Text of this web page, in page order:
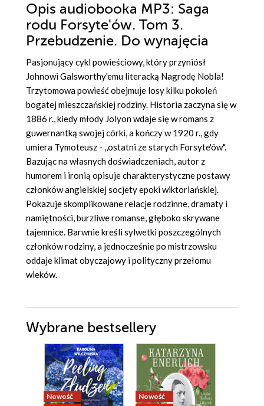
Opis audiobooka MP3: Saga
rodu Forsyte'ów. Tom 3.
Przebudzenie. Do wynajęcia
Pasjonujący cykl powieściowy, który przyniósł
Johnowi Galsworthy'emu literacką Nagrodę Nobla!
Trzytomowa powieść obejmuje losy kilku pokoleń
bogatej mieszczańskiej rodziny. Historia zaczyna się w
1886 r., kiedy młody Jolyon wdaje się w romans z
guwernantką swojej córki, a kończy w 1920 r., gdy
umiera Tymoteusz - ,,ostatni ze starych Forsyte'ów".
Bazując na własnych doświadczeniach, autor z
humorem i ironią opisuje charakterystyczne postawy
członków angielskiej socjety epoki wiktoriańskiej.
Pokazuje skomplikowane relacje rodzinne, dramaty i
namiętności, burzliwe romanse, głęboko skrywane
tajemnice. Barwnie kreśli sylwetki poszczególnych
członków rodziny, a jednocześnie po mistrzowsku
oddaje klimat obyczajowy i polityczny przełomu
wieków.
Wybrane bestsellery
Nowość
Nowość